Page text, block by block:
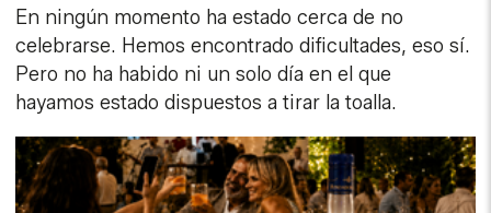
En ningún momento ha estado cerca de no
celebrarse. Hemos encontrado dificultades, eso sí.
Pero no ha habido ni un solo día en el que
hayamos estado dispuestos a tirar la toalla.